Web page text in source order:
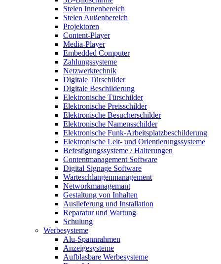
Stelen Innenbereich
Stelen Außenbereich
Projektoren
Content-Player
Media-Player
Embedded Computer
Zahlungssysteme
Netzwerktechnik
Digitale Türschilder
Digitale Beschilderung
Elektronische Türschilder
Elektronische Preisschilder
Elektronische Besucherschilder
Elektronische Namensschilder
Elektronische Funk-Arbeitsplatzbeschilderung
Elektronische Leit- und Orientierungssysteme
Befestigungssysteme / Halterungen
Contentmanagement Software
Digital Signage Software
Warteschlangenmanagement
Networkmanagemant
Gestaltung von Inhalten
Auslieferung und Installation
Reparatur und Wartung
Schulung
Werbesysteme
Alu-Spannrahmen
Anzeigesysteme
Aufblasbare Werbesysteme